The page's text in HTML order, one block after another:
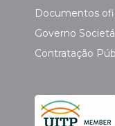
Documentos
Governo
Contratação